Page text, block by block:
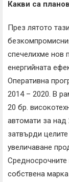
Какви са
През лятото
спечелихме нов
енергийната
Оперативна
2014 – 2020. В
20 бр.
автомати за
затвърди
увеличаване
собствена